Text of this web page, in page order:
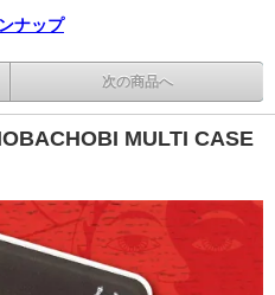
ナップ
次の商品へ
MULTI CASE